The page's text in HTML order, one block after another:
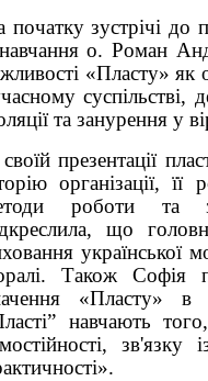
початку зустрічі до
о. Роман
«Пласту» як
суспільстві,
та занурення у
презентації
організації,
роботи та
що
української
Також Софія
«Пласту»
навчають
зв'язку